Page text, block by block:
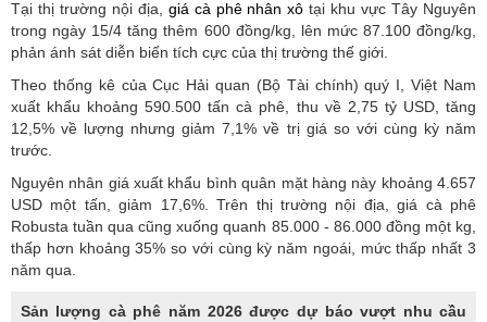
Tại thị trường nội địa, giá cà phê nhân xô tại khu vực Tây Nguyên
trong ngày 15/4 tăng thêm 600 đồng/kg, lên mức 87.100 đồng/kg,
phản ánh sát diễn biến tích cực của thị trường thế giới.
Theo thống kê của Cục Hải quan (Bộ Tài chính) quý I, Việt Nam
xuất khẩu khoảng 590.500 tấn cà phê, thu về 2,75 tỷ USD, tăng
12,5% về lượng nhưng giảm 7,1% về trị giá so với cùng kỳ năm
trước.
Nguyên nhân giá xuất khẩu bình quân mặt hàng này khoảng 4.657
USD một tấn, giảm 17,6%. Trên thị trường nội địa, giá cà phê
Robusta tuần qua cũng xuống quanh 85.000 - 86.000 đồng một kg,
thấp hơn khoảng 35% so với cùng kỳ năm ngoái, mức thấp nhất 3
năm qua.
Sản lượng cà phê năm 2026 được dự báo vượt nhu cầu